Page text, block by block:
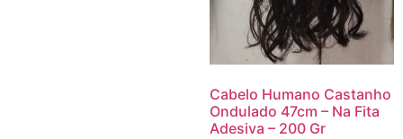
Cabelo Humano Castanho
Ondulado 47cm – Na Fita
Adesiva – 200 Gr